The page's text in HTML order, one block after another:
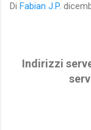
Di Fabian J.P.
Indirizzi